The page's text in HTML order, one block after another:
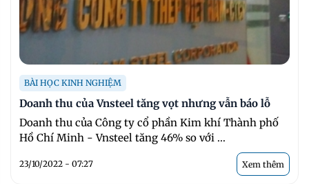
BÀI HỌC KINH NGHIỆM
Doanh thu của Vnsteel tăng vọt nhưng vẫn báo lỗ
Doanh thu của Công ty cổ phần Kim khí Thành phố
Hồ Chí Minh - Vnsteel tăng 46% so với ...
23/10/2022 - 07:27 Xem thêm